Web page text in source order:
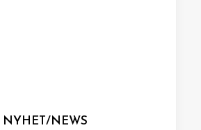
NYHET/NEWS